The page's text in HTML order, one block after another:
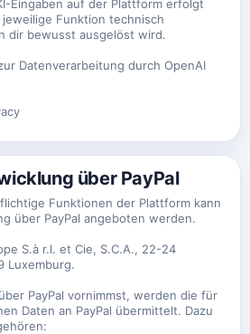
Eingaben auf der Plattform erfolgt
Funktion technisch
dir bewusst ausgelöst wird.
Datenverarbeitung durch OpenAI
über PayPal
Funktionen der Plattform kann
über PayPal angeboten werden.
S.à r.l. et Cie, S.C.A., 22-24
Luxemburg.
PayPal vornimmst, werden die für
Daten an PayPal übermittelt. Dazu